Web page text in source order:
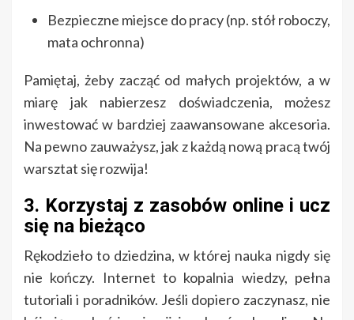
Bezpieczne miejsce do pracy (np. stół roboczy,
mata ochronna)
Pamiętaj, żeby zacząć od małych projektów, a w
miarę jak nabierzesz doświadczenia, możesz
inwestować w bardziej zaawansowane akcesoria.
Na pewno zauważysz, jak z każdą nową pracą twój
warsztat się rozwija!
3. Korzystaj z zasobów online i ucz
się na bieżąco
Rękodzieło to dziedzina, w której nauka nigdy się
nie kończy. Internet to kopalnia wiedzy, pełna
tutoriali i poradników. Jeśli dopiero zaczynasz, nie